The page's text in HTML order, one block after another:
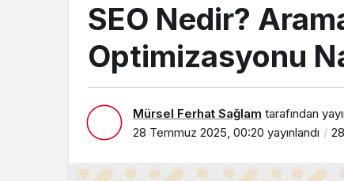
SEO Nedir?
Optimizasyonu
Mürsel Ferhat Sağlam tarafından
28 Temmuz 2025, 00:20 yayınlandı